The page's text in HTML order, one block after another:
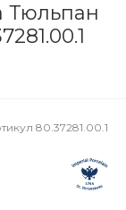
Тюльпан
80.37281.00.1